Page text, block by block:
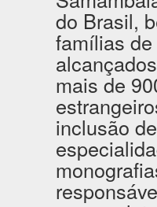
do Brasil,
famílias
mais de
inclusão